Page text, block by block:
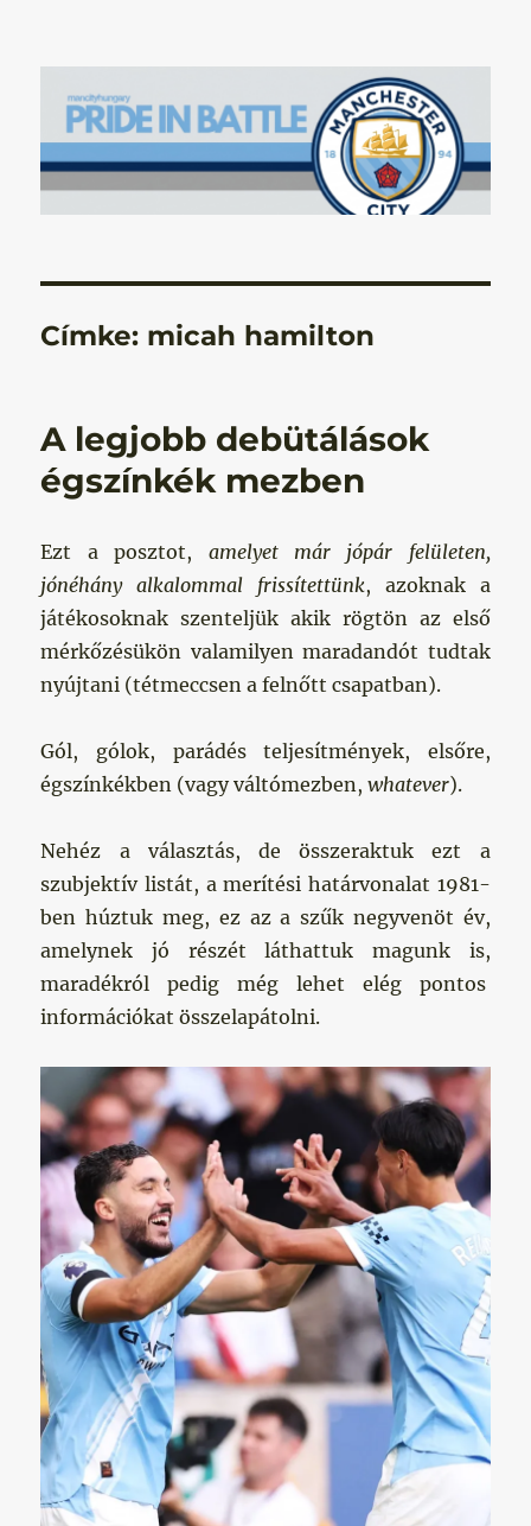
Manchester City Blog – Pride In
Battle
Címke: micah hamilton
A legjobb debütálások
égszínkék mezben
Ezt a posztot, amelyet már jópár felületen,
jónéhány alkalommal frissítettünk, azoknak a
játékosoknak szenteljük akik rögtön az első
mérkőzésükön valamilyen maradandót tudtak
nyújtani (tétmeccsen a felnőtt csapatban).
Gól, gólok, parádés teljesítmények, elsőre,
égszínkékben (vagy váltómezben,whatever).
Nehéz a választás, de összeraktuk ezt a
szubjektív listát, a merítési határvonalat 1981-
ben húztuk meg, ez az a szűk negyvenöt év,
amelynek jó részét láthattuk magunk is,
maradékról pedig még lehet elég pontos
információkat összelapátolni.